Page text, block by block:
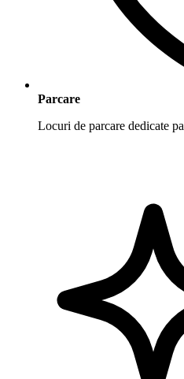
Parcare
Locuri de parcare dedicate